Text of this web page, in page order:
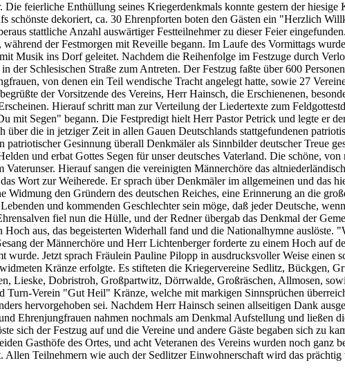
Die feierliche Enthüllung seines Kriegerdenkmals konnte gestern der
schönste dekoriert, ca. 30 Ehrenpforten boten den Gästen ein "Herzlich
stattliche Anzahl auswärtiger Festteilnehmer zu dieser Feier
während der Festmorgen mit Reveille begann. Im Laufe des Vormittags
Musik ins Dorf geleitet. Nachdem die Reihenfolge im Festzuge durch
der Schlesischen Straße zum Antreten. Der Festzug faßte über 600
von denen ein Teil wendische Tracht angelegt hatte, sowie 27
der Vorsitzende des Vereins, Herr Hainsch, die Erschienenen,
Hierauf schritt man zur Verteilung der Liedertexte zum
mit Segen" begann. Die Festpredigt hielt Herr Pastor Petrick und legte er
über die in jetziger Zeit in allen Gauen Deutschlands stattgefundenen
patriotischer Gesinnung überall Denkmäler als Sinnbilder deutscher Treue
und erbat Gottes Segen für unser deutsches Vaterland. Die schöne,
Vaterunser. Hierauf sangen die vereinigten Männerchöre das
Wort zur Weiherede. Er sprach über Denkmäler im allgemeinen und das
Widmung den Gründern des deutschen Reiches, eine Erinnerung an die
und kommenden Geschlechter sein möge, daß jeder Deutsche,
fiel nun die Hülle, und der Redner übergab das Denkmal der
Hoch aus, das begeisterten Widerhall fand und die Nationalhymne auslöste.
der Männerchöre und Herr Lichtenberger forderte zu einem Hoch auf
wurde. Jetzt sprach Fräulein Pauline Pilopp in ausdrucksvoller Weise einen
Kränze erfolgte. Es stifteten die Kriegervereine Sedlitz, Bückgen,
Lieske, Dobristroh, Großpartwitz, Dörrwalde, Großräschen, Allmosen,
Turn-Verein "Gut Heil" Kränze, welche mit markigen Sinnsprüchen
hervorgehoben sei. Nachdem Herr Hainsch seinen allseitigen Dank
Ehrenjungfrauen nahmen nochmals am Denkmal Aufstellung und ließen
sich der Festzug auf und die Vereine und andere Gäste begaben sich zu
Gasthöfe des Ortes, und acht Veteranen des Vereins wurden noch ganz
Allen Teilnehmern wie auch der Sedlitzer Einwohnerschaft wird das